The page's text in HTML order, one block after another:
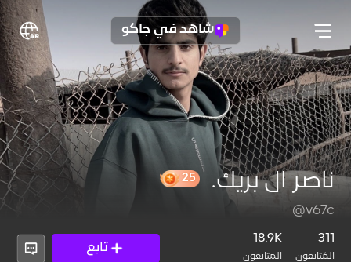
شاهد في جاكو
ناصر ال بريك.
@v67c
311
المُتابعون
18.9K
المتابعون
تابع